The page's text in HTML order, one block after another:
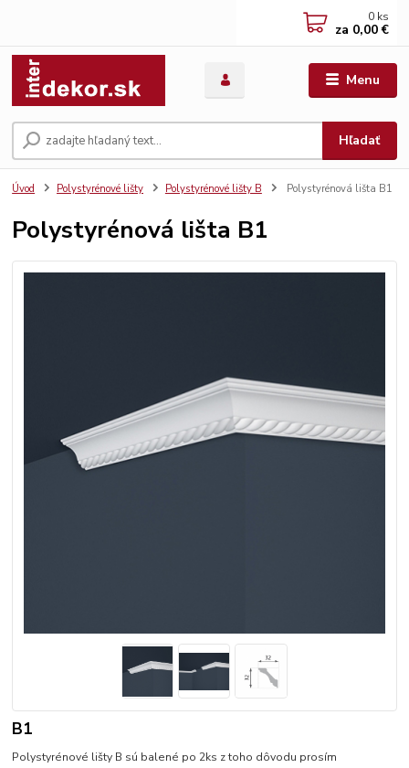
Menu
Hľadať
0 ks
za 0,00 €
Úvod Polystyrénové lišty Polystyrénové lišty B Polystyrénová lišta B1
Polystyrénová lišta B1
B1
Polystyrénové lišty B sú balené po 2ks z toho dôvodu prosím